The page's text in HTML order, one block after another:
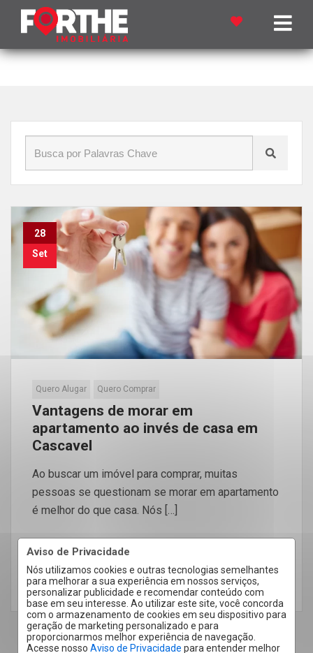
Início»Blog » apartamento Floresta Cascavel pr
Aviso de Privacidade
Nós utilizamos cookies e outras tecnologias semelhantes
para melhorar a sua experiência em nossos serviços,
personalizar publicidade e recomendar conteúdo com
base em seu interesse. Ao utilizar este site, você concorda
com o armazenamento de cookies em seu dispositivo para
geração de marketing personalizado e para
proporcionarmos melhor experiência de navegação.
Acesse nosso Aviso de Privacidade para entender melhor
28
Set
Quero Alugar Quero Comprar
Vantagens de morar em
apartamento ao invés de casa em
Cascavel
Ao buscar um imóvel para comprar, muitas
pessoas se questionam se morar em apartamento
é melhor do que casa. Nós […]
LEIA MAIS